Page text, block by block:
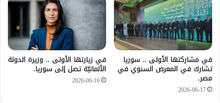
في مشاركتها الأولى .. سوريا
تشارك في المعرض السنوي في
مصر.
2026-06-17
في زيارتها الأولى .. وزيرة الدولة
الألمانيّة تصل إلى سوريا.
2026-06-16